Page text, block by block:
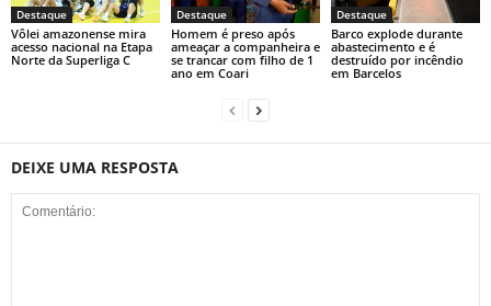
Destaque
Vôlei amazonense mira
acesso nacional na Etapa
Norte da Superliga C
Destaque
Homem é preso após
ameaçar a companheira e
se trancar com filho de 1
ano em Coari
Destaque
Barco explode durante
abastecimento e é
destruído por incêndio
em Barcelos
DEIXE UMA RESPOSTA